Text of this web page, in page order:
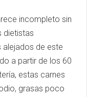
incompleto sin
dietistas
alejados de este
a partir de los 60
estas carnes
grasas poco